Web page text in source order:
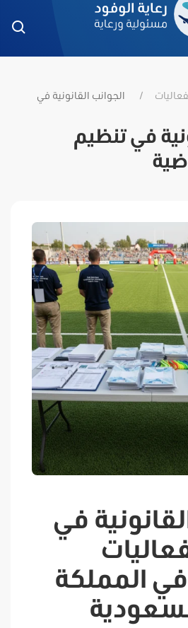
الجوانب القانونية في
في تنظيم
في
في المملكة